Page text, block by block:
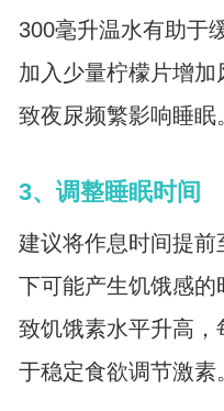
300毫升温水有助于
加入少量柠檬片增
致夜尿频繁影响睡眠
3、调整睡眠时间
建议将作息时间提
下可能产生饥饿感
致饥饿素水平升高
于稳定食欲调节激素